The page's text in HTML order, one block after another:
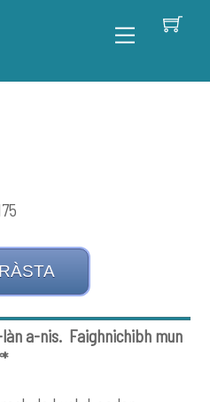
Menu
a-nis. Faighnichibh mun